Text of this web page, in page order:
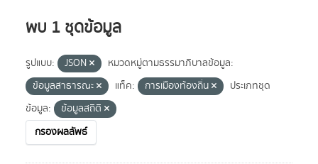
พบ 1 ชุดข้อมูล
รูปแบบ: JSON
หมวดหมู่ตามธรรมาภิบาลข้อมูล:
ข้อมูลสาธารณะ
แท็ค: การเมืองท้องถิ่น
ประเภทชุด
ข้อมูล:
ข้อมูลสถิติ
กรองผลลัพธ์